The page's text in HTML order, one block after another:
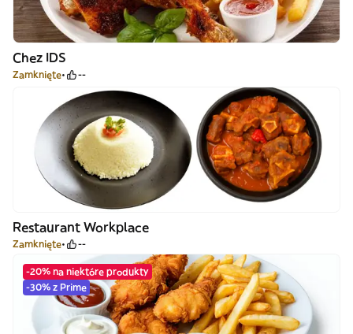
Chez IDS
Zamknięte --
Restaurant Workplace
Zamknięte --
-20% na niektóre produkty
-30% z Prime